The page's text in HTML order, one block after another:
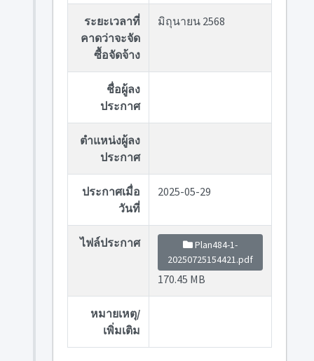
ระยะเวลาที่
คาดว่าจะจัด
ซื้อจัดจ้าง
มิถุนายน 2568
ชื่อผู้ลง
ประกาศ
ตำแหน่งผู้ลง
ประกาศ
ประกาศเมื่อ
วันที่
2025-05-29
ไฟล์ประกาศ
Plan484-1-
20250725154421.pdf
170.45 MB
หมายเหตุ/
เพิ่มเติม